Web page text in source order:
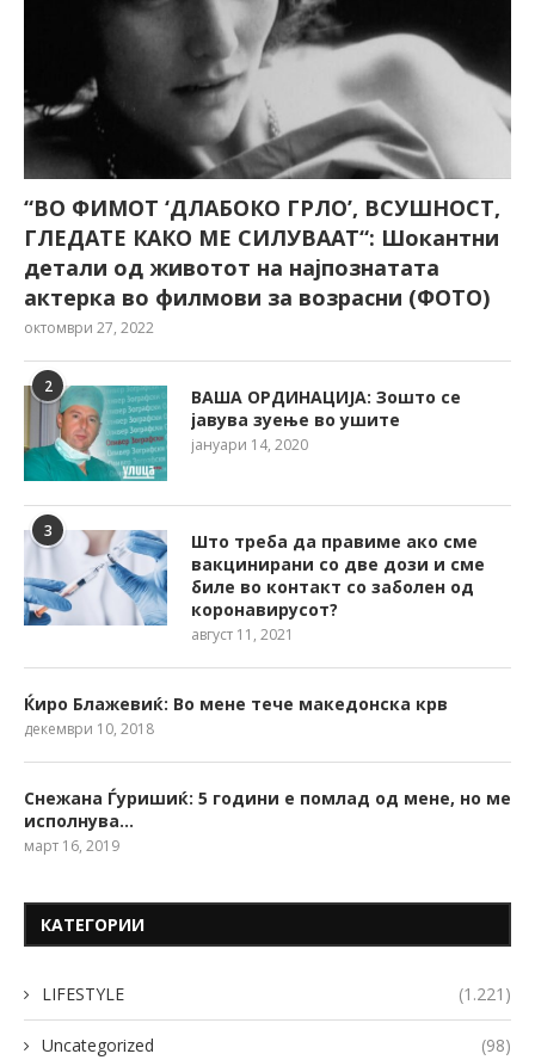
“ВО ФИМОТ ‘ДЛАБОКО ГРЛО’, ВСУШНОСТ,
ГЛЕДАТЕ КАКО МЕ СИЛУВААТ“: Шокантни
детали од животот на најпознатата
актерка во филмови за возрасни (ФОТО)
октомври 27, 2022
2
ВАША ОРДИНАЦИЈА: Зошто се
јавува зуење во ушите
јануари 14, 2020
3
Што треба да правиме ако сме
вакцинирани со две дози и сме
биле во контакт со заболен од
коронавирусот?
август 11, 2021
Ќиро Блажевиќ: Во мене тече македонска крв
декември 10, 2018
Снежана Ѓуришиќ: 5 години е помлад од мене, но ме
исполнува…
март 16, 2019
КАТЕГОРИИ
LIFESTYLE (1.221)
Uncategorized (98)